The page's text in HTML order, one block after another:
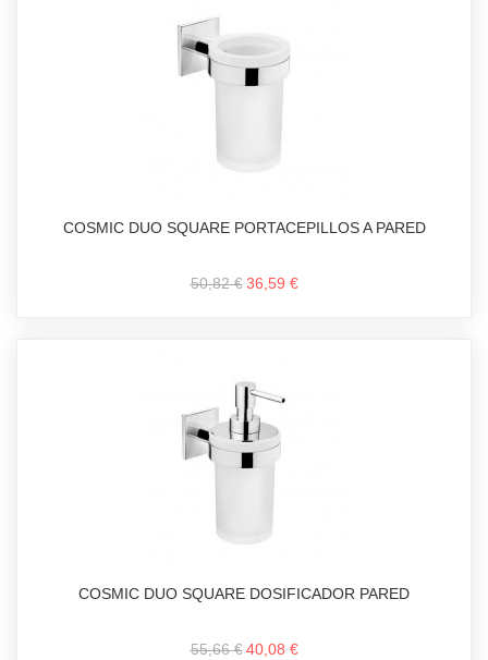
COSMIC DUO SQUARE PORTACEPILLOS A PARED
50,82 € 36,59 €
COSMIC DUO SQUARE DOSIFICADOR PARED
55,66 € 40,08 €